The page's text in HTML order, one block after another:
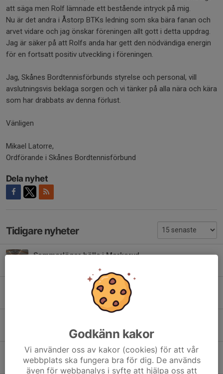
att säga men Rolf lämnade ett bestående intryck på mig.
Nu är det andra i Åstorp BTKs ledning som ska bära fanan och
arvet vidare och jag önskar föreningen allt gott i detta uppdrag.
Jag är säker på att Rolfs anda har gett den nödvändiga energin
för en fortsatt positiv utveckling i föreningen.
Jag, Skånes Bordtennisförbunds styrelse och personal, vill
avslutningsvis beklaga sorgen och vi tänker på alla nära och kära
som har drabbats av denna förlust.
Vänligen
Mikael Latorre,
Ordförande i Skånes Bordtennisförbund
Dela nyhet
Tidigare nyheter
Sommarläger hölls i Markaryd
Inbjudan till Sweden Pro Rekordspelen
4 aug, 15:36 0
Distriktsdomarpraktik under Rekordspelen
4 aug, 11:50 0
Godkänn kakor
Vi använder oss av kakor (cookies) för att vår
webbplats ska fungera bra för dig. De används
även för webbanalys i syfte att hjälpa oss att